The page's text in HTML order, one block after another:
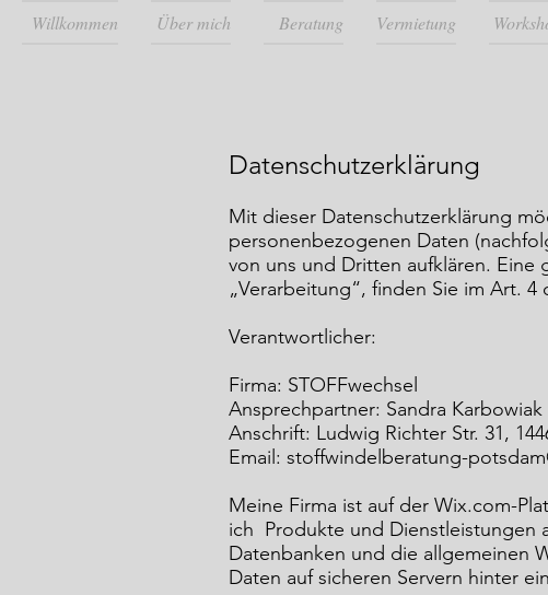
Willkommen Über mich Beratung Vermietung
Datenschutzerklärung
Mit dieser Datenschutzerklärung
personenbezogenen Daten
von uns und Dritten aufklären.
„Verarbeitung“, finden Sie im Art.
Verantwortlicher:
Firma: STOFFwechsel
Ansprechpartner: Sandra Karbowiak
Anschrift: Ludwig Richter Str. 31,
Email: stoffwindelberatung-
Meine Firma ist auf der Wix.com-
ich Produkte und Dienstleistungen
Datenbanken und die allgemeinen
Daten auf sicheren Servern hinter